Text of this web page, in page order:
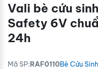
Vali bè cứu
Safety 6V
24h
Mã SP:RAF0110Bè Cứu Sinh